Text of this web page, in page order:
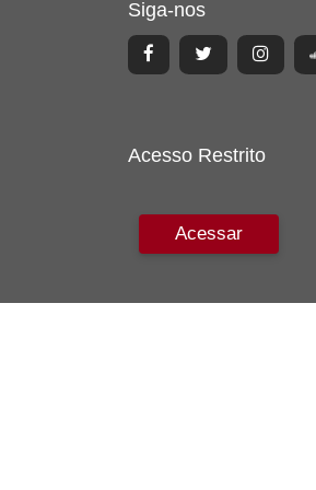
Siga-nos
Acesso Restrito
Acessar